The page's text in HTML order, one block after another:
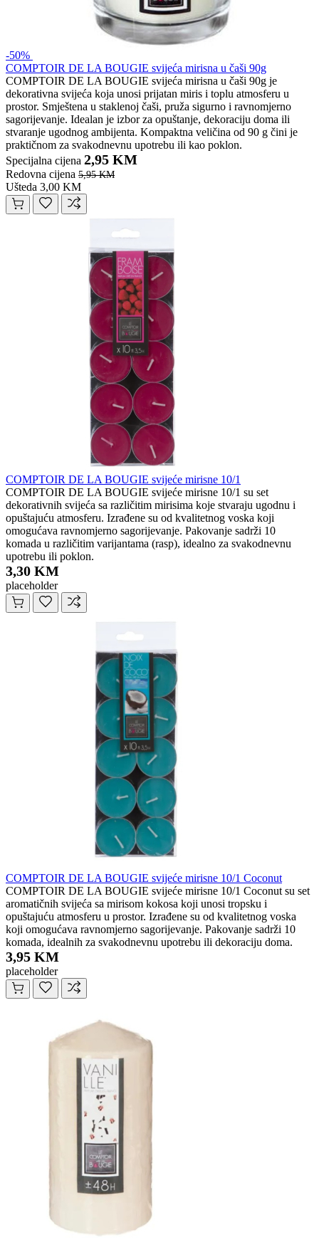
-50%
COMPTOIR DE LA BOUGIE svijeća mirisna u čaši 90g
COMPTOIR DE LA BOUGIE svijeća mirisna u čaši 90g je
dekorativna svijeća koja unosi prijatan miris i toplu atmosferu u
prostor. Smještena u staklenoj čaši, pruža sigurno i ravnomjerno
sagorijevanje. Idealan je izbor za opuštanje, dekoraciju doma ili
stvaranje ugodnog ambijenta. Kompaktna veličina od 90 g čini je
praktičnom za svakodnevnu upotrebu ili kao poklon.
Specijalna cijena 2,95 KM
Redovna cijena 5,95 KM
Ušteda 3,00 KM
COMPTOIR DE LA BOUGIE svijeće mirisne 10/1
COMPTOIR DE LA BOUGIE svijeće mirisne 10/1 su set
dekorativnih svijeća sa različitim mirisima koje stvaraju ugodnu i
opuštajuću atmosferu. Izrađene su od kvalitetnog voska koji
omogućava ravnomjerno sagorijevanje. Pakovanje sadrži 10
komada u različitim varijantama (rasp), idealno za svakodnevnu
upotrebu ili poklon.
3,30 KM
placeholder
COMPTOIR DE LA BOUGIE svijeće mirisne 10/1 Coconut
COMPTOIR DE LA BOUGIE svijeće mirisne 10/1 Coconut su set
aromatičnih svijeća sa mirisom kokosa koji unosi tropsku i
opuštajuću atmosferu u prostor. Izrađene su od kvalitetnog voska
koji omogućava ravnomjerno sagorijevanje. Pakovanje sadrži 10
komada, idealnih za svakodnevnu upotrebu ili dekoraciju doma.
3,95 KM
placeholder